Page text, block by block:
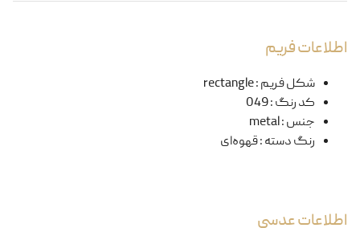
اطلاعات فریم
شکل فریم:
rectangle
کد رنگ:
049
جنس:
metal
رنگ دسته:قهوه‌ای
اطلاعات عدسی